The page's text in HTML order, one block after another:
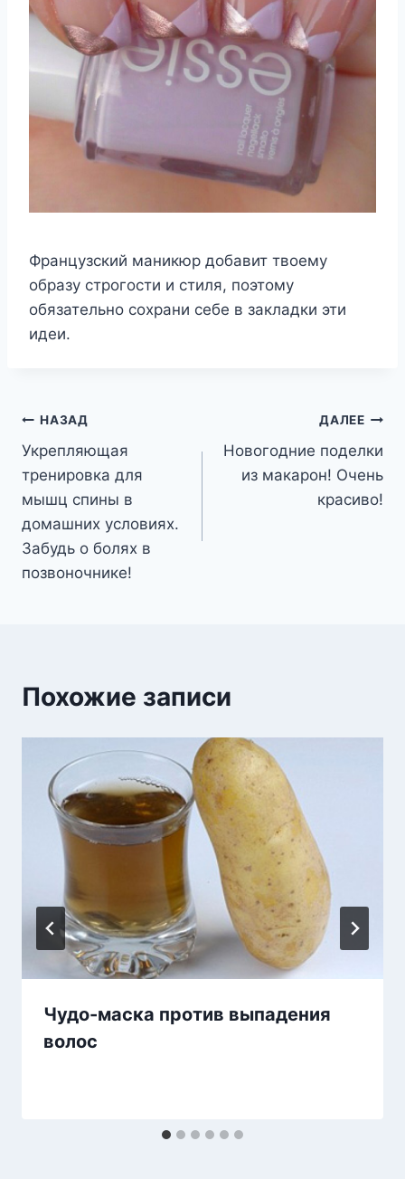
Французский маникюр добавит твоему
образу строгости и стиля, поэтому
обязательно сохрани себе в закладки эти
идеи.
Навигация
по
записям
НАЗАД
Укрепляющая
тренировка для
мышц спины в
домашних условиях.
Забудь о болях в
позвоночнике!
ДАЛЕЕ
Новогодние поделки
из макарон! Очень
красиво!
Похожие записи
Чудо-маска против выпадения
волос